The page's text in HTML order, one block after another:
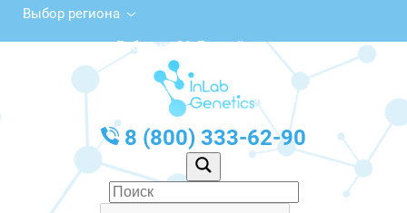
Выбор региона
ул. Бабкина, 26, Енисейск
с 10:00 до 20:00
График работы: Пн-Пт с 10:00 до 20:00
8 (800) 333-62-90